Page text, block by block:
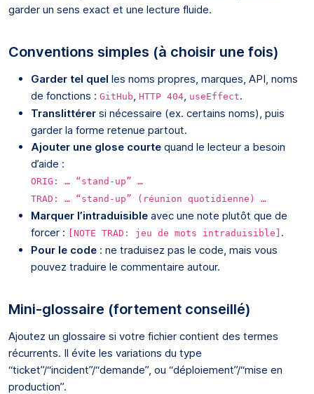
garder un sens exact et une lecture fluide.
Conventions simples (à choisir une fois)
Garder tel quel les noms propres, marques, API, noms
de fonctions : GitHub HTTP 404 useEffect.
Translittérer si nécessaire (ex. certains noms), puis
garder la forme retenue partout.
Ajouter une glose courte quand le lecteur a besoin
d’aide :
ORIG: … “stand-up” …
TRAD: … “stand-up” (réunion quotidienne) …
Marquer l’intraduisible avec une note plutôt que de
forcer :
[NOTE TRAD: jeu de mots intraduisible] .
Pour le code : ne traduisez pas le code, mais vous
pouvez traduire le commentaire autour.
Mini-glossaire (fortement conseillé)
Ajoutez un glossaire si votre fichier contient des termes
récurrents. Il évite les variations du type
“ticket”/“incident”/“demande”, ou “déploiement”/“mise en
production”.